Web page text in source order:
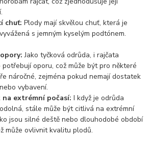
chuť: Plody mají skvělou chuť, která je
s jemným kyselým podtónem.
Jako tyčková odrůda, i rajčata
potřebují oporu, což může být pro některé
náročné, zejména pokud nemají dostatek
vybavení.
extrémní počasí: I když je odrůda
stále může být citlivá na extrémní
jsou silné deště nebo dlouhodobé období
může ovlivnit kvalitu plodů.